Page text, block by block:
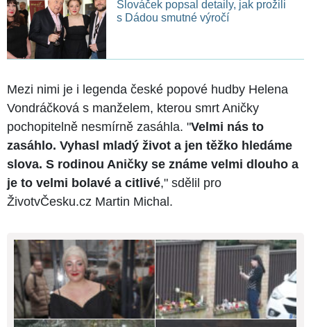
Slováček popsal detaily, jak prožili
s Dádou smutné výročí
Mezi nimi je i legenda české popové hudby Helena
Vondráčková s manželem, kterou smrt Aničky
pochopitelně nesmírně zasáhla. "Velmi nás to
zasáhlo. Vyhasl mladý život a jen těžko hledáme
slova. S rodinou Aničky se známe velmi dlouho a
je to velmi bolavé a citlivé," sdělil pro
ŽivotvČesku.cz Martin Michal.